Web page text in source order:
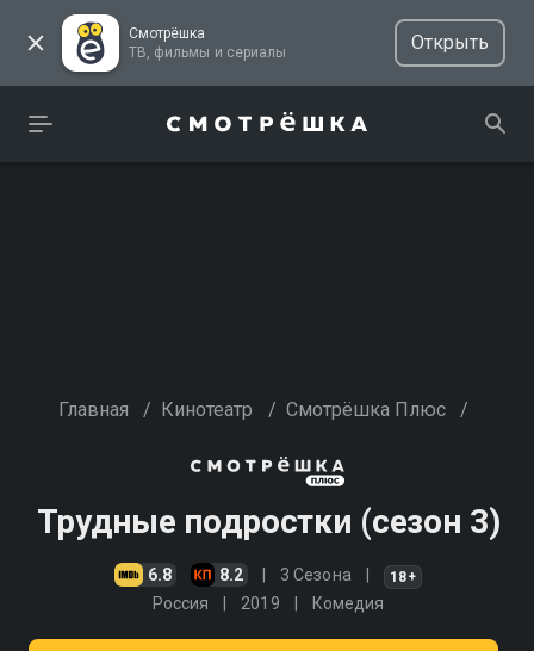
Смотрёшка
ТВ, фильмы и сериалы
Открыть
Главная / Кинотеатр / Смотрёшка Плюс /
Трудные подростки (сезон 3)
6.8 8.2 3 Сезона 18+
Россия 2019 Комедия